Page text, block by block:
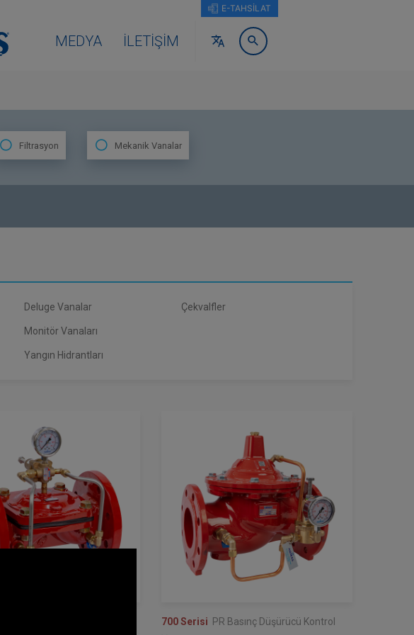
E-TAHSİLAT
MEDYA İLETIŞIM
Filtrasyon Mekanik Vanalar
Deluge Vanalar
Monitör Vanaları
Yangın Hidrantları
Çekvalfler
700 Serisi PR Basınç Düşürücü Kontrol